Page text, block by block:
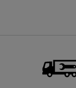
de infra-
para